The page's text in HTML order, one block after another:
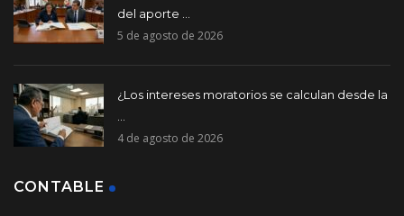
del aporte ...
5 de agosto de 2026
¿Los intereses moratorios se calculan desde la
4 de agosto de 2026
CONTABLE